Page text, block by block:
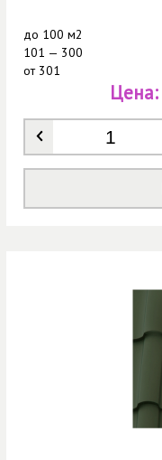
до 100 м2
101 — 300
от301
Количество
Цена: